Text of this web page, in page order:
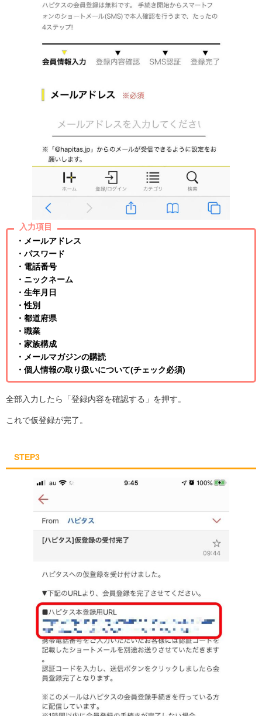
入力項目
・メールアドレス
・パスワード
・電話番号
・ニックネーム
・生年月日
・性別
・都道府県
・職業
・家族構成
・メールマガジンの購読
・個人情報の取り扱いについて(チェック必須)
全部入力したら「登録内容を確認する」を押す。
これで仮登録が完了。
STEP3